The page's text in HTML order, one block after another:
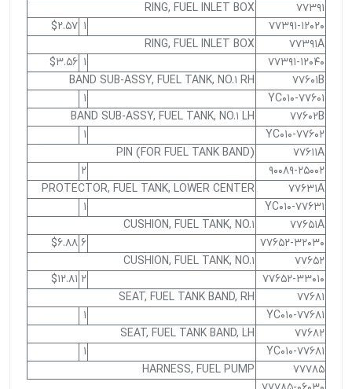
77391
RING, FUEL INLET BOX
77391-12020
1
$2.57
77391A
RING, FUEL INLET BOX
77391-12040
1
$3.56
77601B
BAND SUB-ASSY, FUEL TANK, NO.1 RH
77601-YC010
1
77602B
BAND SUB-ASSY, FUEL TANK, NO.1 LH
77602-YC010
1
77611A
PIN (FOR FUEL TANK BAND)
90089-25002
2
77631A
PROTECTOR, FUEL TANK, LOWER CENTER
77631-YC010
1
77651A
CUSHION, FUEL TANK, NO.1
77652-32030
6
$6.88
77652
CUSHION, FUEL TANK, NO.1
77652-33010
2
$12.81
77681
SEAT, FUEL TANK BAND, RH
77681-YC010
1
77682
SEAT, FUEL TANK BAND, LH
77681-YC010
1
77785
HARNESS, FUEL PUMP